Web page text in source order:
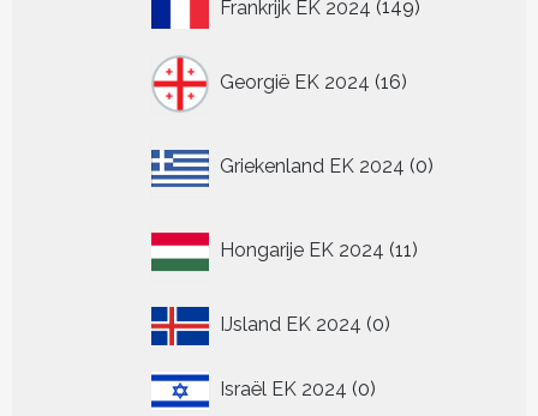
Frankrijk EK 2024 149
Georgië EK 2024 16
producten
Griekenland EK 2024 0
producten
Hongarije EK 2024 11
producten
IJsland EK 2024 00
Israël EK 2024 00